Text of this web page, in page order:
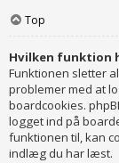
Top
Hvilken funktion
Funktionen sletter
problemer med at
boardcookies.
logget ind på
funktionen til, kan
indlæg du har læst.